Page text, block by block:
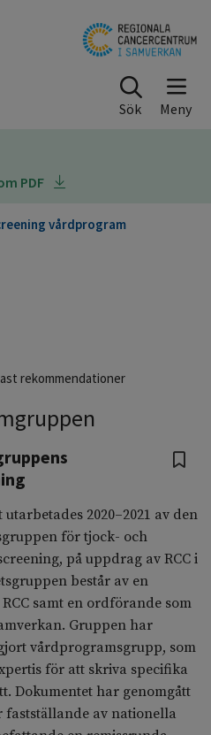
Sök
PDF
vårdprogram
rekommendationer
2020–2021 av den
för tjock- och
på uppdrag av RCC i
består av en
samt en ordförande som
Gruppen har
vårdprogramsgrupp, som
för att skriva specifika
Dokumentet har genomgått
fastställande av nationella